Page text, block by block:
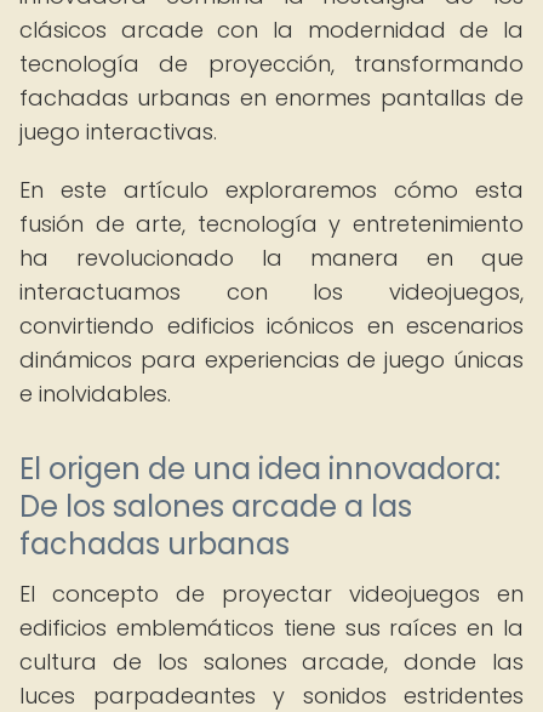
clásicos arcade con la modernidad de la
tecnología de proyección, transformando
fachadas urbanas en enormes pantallas de
juego interactivas.
En este artículo exploraremos cómo esta
fusión de arte, tecnología y entretenimiento
ha revolucionado la manera en que
interactuamos con los videojuegos,
convirtiendo edificios icónicos en escenarios
dinámicos para experiencias de juego únicas
e inolvidables.
El origen de una idea innovadora:
De los salones arcade a las
fachadas urbanas
El concepto de proyectar videojuegos en
edificios emblemáticos tiene sus raíces en la
cultura de los salones arcade, donde las
luces parpadeantes y sonidos estridentes